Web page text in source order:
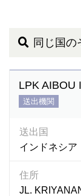
同じ国の
LPK AIBOU
送出機関
送出国
インドネシア
住所
JL.